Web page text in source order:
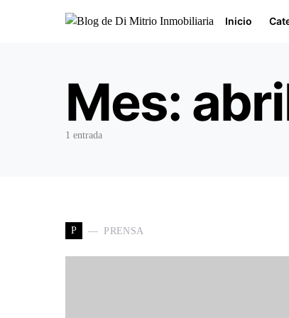
Inicio
Buscar por:
Mes:
1 entrada
P PRENSA